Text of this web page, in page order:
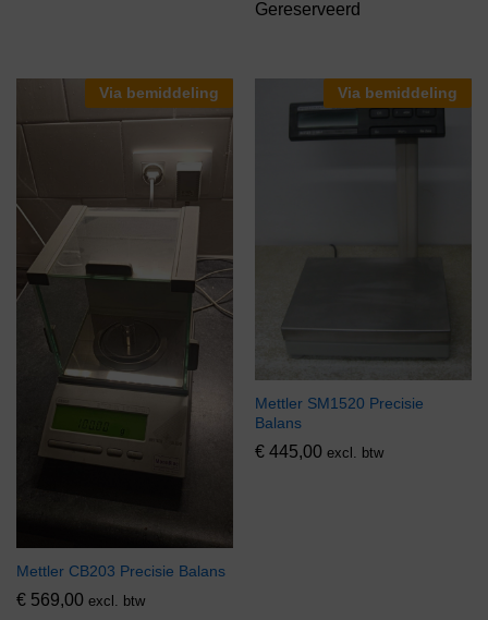
Gereserveerd
Via bemiddeling
Mettler CB203 Precisie Balans
€ 569,00 excl. btw
Via bemiddeling
Mettler SM1520 Precisie
Balans
€ 445,00 excl. btw